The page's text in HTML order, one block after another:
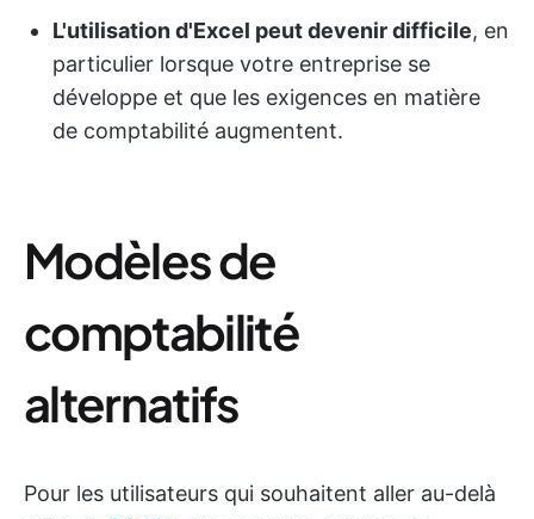
L'utilisation d'Excel peut devenir difficile, en
particulier lorsque votre entreprise se
développe et que les exigences en matière
de comptabilité augmentent.
Modèles de
comptabilité
alternatifs
Pour les utilisateurs qui souhaitent aller au-delà